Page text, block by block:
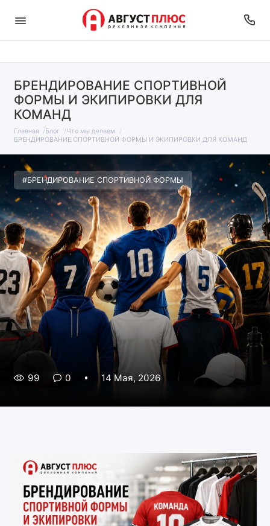
БРЕНДИРОВАНИЕ СПОРТИВНОЙ
ФОРМЫ И ЭКИПИРОВКИ ДЛЯ
КОМАНД
Главная Блог
Что мы делаем
БРЕНДИРОВАНИЕ СПОРТИВНОЙ ФОРМЫ И ЭКИПИРОВКИ ДЛЯ КОМАНД
#БРЕНДИРОВАНИЕ СПОРТИВНОЙ ФОРМЫ
99 0 14 Мая, 2026